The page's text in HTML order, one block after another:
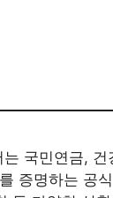
국민연금, 건
증명하는 공